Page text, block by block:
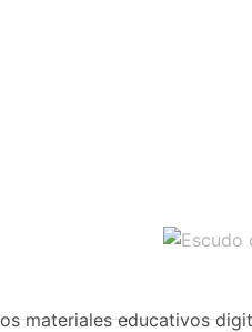
materiales educativos